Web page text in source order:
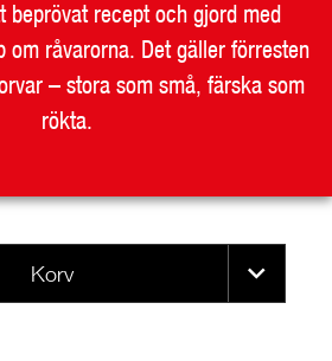
beprövat recept och gjord med
om råvarorna. Det gäller förresten
– stora som små, färska som
rökta.
Korv